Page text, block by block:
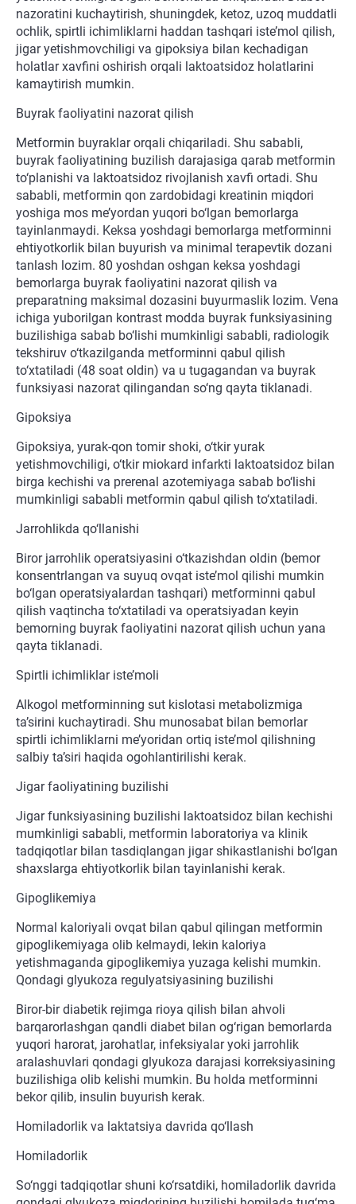
nazoratini kuchaytirish, shuningdek, ketoz, uzoq muddatli
ochlik, spirtli ichimliklarni haddan tashqari iste’mol qilish,
jigar yetishmovchiligi va gipoksiya bilan kechadigan
holatlar xavfini oshirish orqali laktoatsidoz holatlarini
kamaytirish mumkin.
Buyrak faoliyatini nazorat qilish
Metformin buyraklar orqali chiqariladi. Shu sababli,
buyrak faoliyatining buzilish darajasiga qarab metformin
to‘planishi va laktoatsidoz rivojlanish xavfi ortadi. Shu
sababli, metformin qon zardobidagi kreatinin miqdori
yoshiga mos me’yordan yuqori bo‘lgan bemorlarga
tayinlanmaydi. Keksa yoshdagi bemorlarga metforminni
ehtiyotkorlik bilan buyurish va minimal terapevtik dozani
tanlash lozim. 80 yoshdan oshgan keksa yoshdagi
bemorlarga buyrak faoliyatini nazorat qilish va
preparatning maksimal dozasini buyurmaslik lozim. Vena
ichiga yuborilgan kontrast modda buyrak funksiyasining
buzilishiga sabab bo‘lishi mumkinligi sababli, radiologik
tekshiruv o‘tkazilganda metforminni qabul qilish
to‘xtatiladi (48 soat oldin) va u tugagandan va buyrak
funksiyasi nazorat qilingandan so‘ng qayta tiklanadi.
Gipoksiya
Gipoksiya, yurak-qon tomir shoki, o‘tkir yurak
yetishmovchiligi, o‘tkir miokard infarkti laktoatsidoz bilan
birga kechishi va prerenal azotemiyaga sabab bo‘lishi
mumkinligi sababli metformin qabul qilish to‘xtatiladi.
Jarrohlikda qo‘llanishi
Biror jarrohlik operatsiyasini o‘tkazishdan oldin (bemor
konsentrlangan va suyuq ovqat iste’mol qilishi mumkin
bo‘lgan operatsiyalardan tashqari) metforminni qabul
qilish vaqtincha to‘xtatiladi va operatsiyadan keyin
bemorning buyrak faoliyatini nazorat qilish uchun yana
qayta tiklanadi.
Spirtli ichimliklar iste’moli
Alkogol metforminning sut kislotasi metabolizmiga
ta’sirini kuchaytiradi. Shu munosabat bilan bemorlar
spirtli ichimliklarni me’yoridan ortiq iste’mol qilishning
salbiy ta’siri haqida ogohlantirilishi kerak.
Jigar faoliyatining buzilishi
Jigar funksiyasining buzilishi laktoatsidoz bilan kechishi
mumkinligi sababli, metformin laboratoriya va klinik
tadqiqotlar bilan tasdiqlangan jigar shikastlanishi bo‘lgan
shaxslarga ehtiyotkorlik bilan tayinlanishi kerak.
Gipoglikemiya
Normal kaloriyali ovqat bilan qabul qilingan metformin
gipoglikemiyaga olib kelmaydi, lekin kaloriya
yetishmaganda gipoglikemiya yuzaga kelishi mumkin.
Qondagi glyukoza regulyatsiyasining buzilishi
Biror-bir diabetik rejimga rioya qilish bilan ahvoli
barqarorlashgan qandli diabet bilan og‘rigan bemorlarda
yuqori harorat, jarohatlar, infeksiyalar yoki jarrohlik
aralashuvlari qondagi glyukoza darajasi korreksiyasining
buzilishiga olib kelishi mumkin. Bu holda metforminni
bekor qilib, insulin buyurish kerak.
Homiladorlik va laktatsiya davrida qo‘llash
Homiladorlik
So‘nggi tadqiqotlar shuni ko‘rsatdiki, homiladorlik davrida